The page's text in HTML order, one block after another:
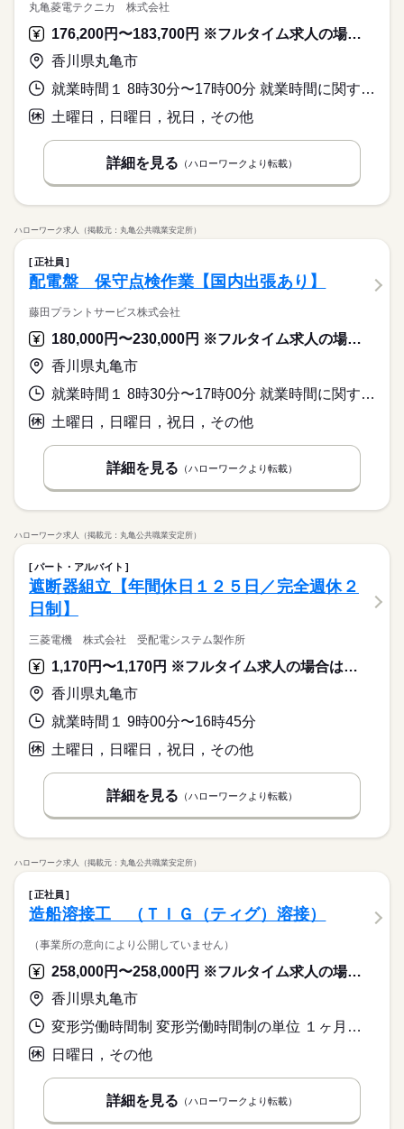
丸亀菱電テクニカ 株式会社
176,200円〜183,700円 ※フルタイム求人の場合は月額（換算額）、パート求人の場合は時間額を表示しています。
香川県丸亀市
就業時間１ 8時30分〜17時00分 就業時間に関する特記事項 三菱電機内で時差出勤を行っているため、当社の通常就業時間より
土曜日，日曜日，祝日，その他
詳細を見る （ハローワークより転載）
ハローワーク求人（掲載元：丸亀公共職業安定所）
正社員
配電盤 保守点検作業【国内出張あり】
藤田プラントサービス株式会社
180,000円〜230,000円 ※フルタイム求人の場合は月額（換算額）、パート求人の場合は時間額を表示しています。
香川県丸亀市
就業時間１ 8時30分〜17時00分 就業時間に関する特記事項 ＊実働時間７時間４５分
土曜日，日曜日，祝日，その他
詳細を見る （ハローワークより転載）
ハローワーク求人（掲載元：丸亀公共職業安定所）
パート・アルバイト
遮断器組立【年間休日１２５日／完全週休２
日制】
三菱電機 株式会社 受配電システム製作所
1,170円〜1,170円 ※フルタイム求人の場合は月額（換算額）、パート求人の場合は時間額を表示しています。
香川県丸亀市
就業時間１ 9時00分〜16時45分
土曜日，日曜日，祝日，その他
詳細を見る （ハローワークより転載）
ハローワーク求人（掲載元：丸亀公共職業安定所）
正社員
造船溶接工 （ＴＩＧ（ティグ）溶接）
（事業所の意向により公開していません）
258,000円〜258,000円 ※フルタイム求人の場合は月額（換算額）、パート求人の場合は時間額を表示しています。
香川県丸亀市
変形労働時間制 変形労働時間制の単位 １ヶ月単位 就業時間１ 8時00分〜17時00分 就業時間２ 17時00分〜2時00分 又は 19時00分〜4時00分の時間の間の8時間程度 就業時間に関する特記事項 ＊（１）と（２）のシフト制です。
日曜日，その他
詳細を見る （ハローワークより転載）